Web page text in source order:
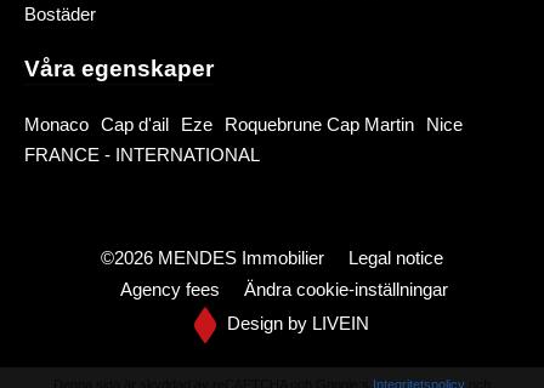
Bostäder
Våra egenskaper
Monaco Cap d'ail Eze Roquebrune Cap Martin
Nice
FRANCE - INTERNATIONAL
©2026 MENDES Immobilier
Legal notice
Agency fees
Ändra cookie-inställningar
Design by LIVEIN
Integritetspolicy